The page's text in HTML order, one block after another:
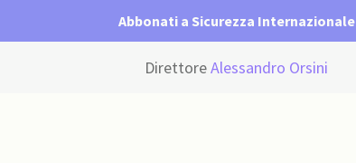
Abbonati a Sicurezza Internazionale
DirettoreAlessandro Orsini